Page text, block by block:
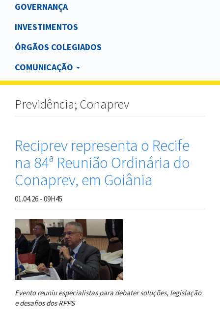
GOVERNANÇA
INVESTIMENTOS
ÓRGÃOS COLEGIADOS
COMUNICAÇÃO
Previdência; Conaprev
Reciprev representa o Recife
na 84ª Reunião Ordinária do
Conaprev, em Goiânia
01.04.26 - 09H45
Evento reuniu especialistas para debater soluções, legislação
e desafios dos RPPS